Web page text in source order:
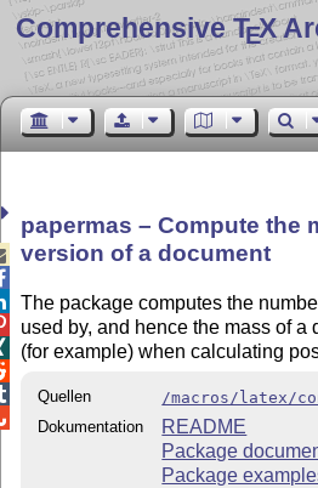
Comprehensive TEX
papermas – Compute the
version of a document
The package computes the
used by, and hence the mass of a
(for example) when calculating
Quellen
/macros/latex/
Dokumentation
README
Package
Package